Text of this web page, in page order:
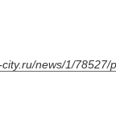
news/1/